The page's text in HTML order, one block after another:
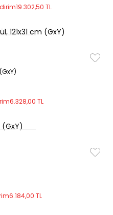
19.302,50 TL
6.328,00 TL
6.184,00 TL